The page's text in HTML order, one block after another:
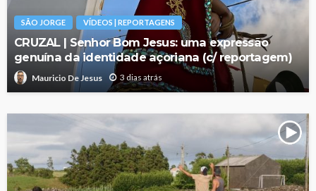
SÃO JORGE VÍDEOS | REPORTAGENS
CRUZAL | Senhor Bom Jesus: uma expressão
genuína da identidade açoriana (c/ reportagem)
Mauricio De Jesus 3 dias atrás